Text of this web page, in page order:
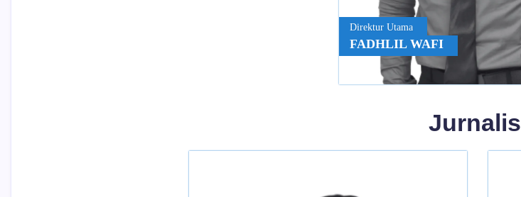
Direktur Utama
FADHLIL WAFI
Jurnalis